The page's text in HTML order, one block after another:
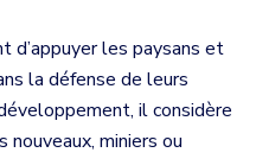
d’appuyer les paysans et
la défense de leurs
il considère
miniers ou